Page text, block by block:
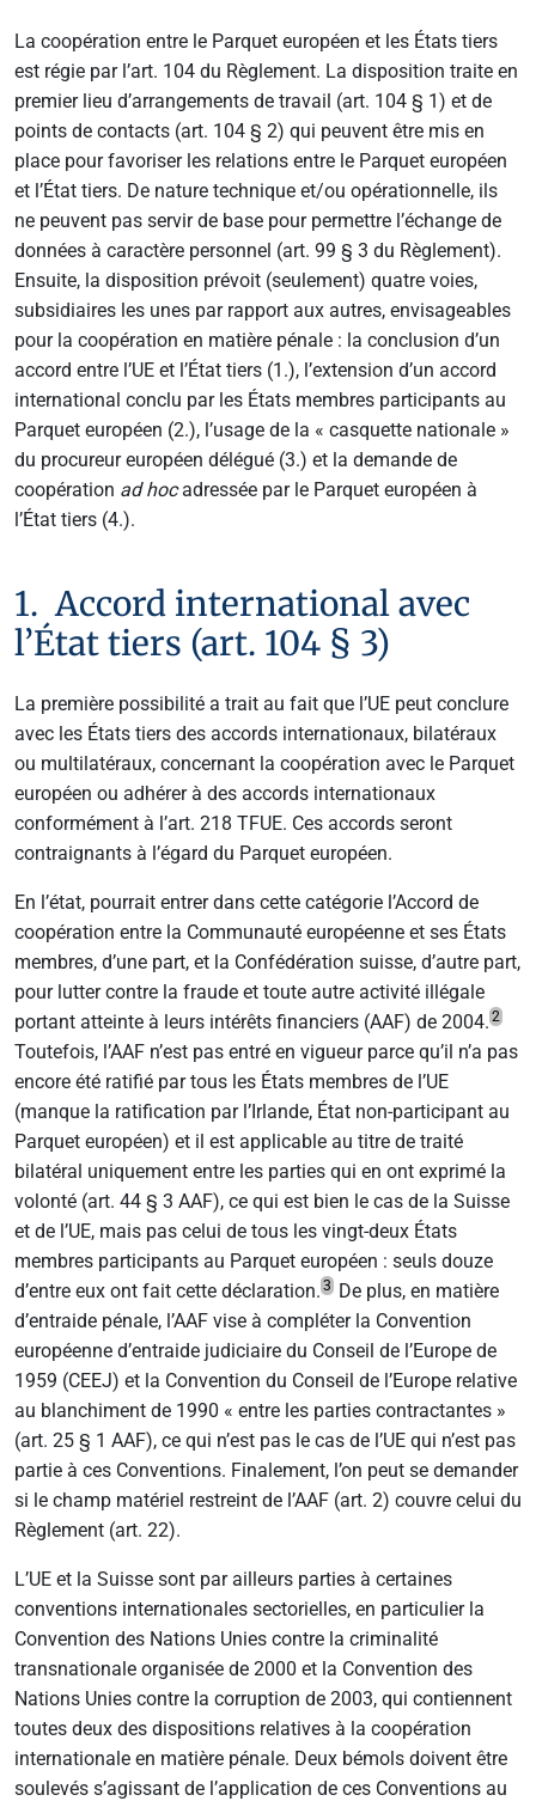
La coopération entre le Parquet européen et les États tiers
est régie par l’art. 104 du Règlement. La disposition traite en
premier lieu d’arrangements de travail (art. 104 § 1) et de
points de contacts (art. 104 § 2) qui peuvent être mis en
place pour favoriser les relations entre le Parquet européen
et l’État tiers. De nature technique et/ou opérationnelle, ils
ne peuvent pas servir de base pour permettre l’échange de
données à caractère personnel (art. 99 § 3 du Règlement).
Ensuite, la disposition prévoit (seulement) quatre voies,
subsidiaires les unes par rapport aux autres, envisageables
pour la coopération en matière pénale : la conclusion d’un
accord entre l’UE et l’État tiers (1.), l’extension d’un accord
international conclu par les États membres participants au
Parquet européen (2.), l’usage de la « casquette nationale »
du procureur européen délégué (3.) et la demande de
coopération ad hocadressée par le Parquet européen à
l’État tiers (4.).
1. Accord international avec
l’État tiers (art. 104 § 3)
La première possibilité a trait au fait que l’UE peut conclure
avec les États tiers des accords internationaux, bilatéraux
ou multilatéraux, concernant la coopération avec le Parquet
européen ou adhérer à des accords internationaux
conformément à l’art. 218 TFUE. Ces accords seront
contraignants à l’égard du Parquet européen.
En l’état, pourrait entrer dans cette catégorie l’Accord de
coopération entre la Communauté européenne et ses États
membres, d’une part, et la Confédération suisse, d’autre part,
pour lutter contre la fraude et toute autre activité illégale
portant atteinte à leurs intérêts financiers (AAF) de 2004. 2
Toutefois, l’AAF n’est pas entré en vigueur parce qu’il n’a pas
encore été ratifié par tous les États membres de l’UE
(manque la ratification par l’Irlande, État non-participant au
Parquet européen) et il est applicable au titre de traité
bilatéral uniquement entre les parties qui en ont exprimé la
volonté (art. 44 § 3 AAF), ce qui est bien le cas de la Suisse
et de l’UE, mais pas celui de tous les vingt-deux États
membres participants au Parquet européen : seuls douze
d’entre eux ont fait cette déclaration. 3 De plus, en matière
d’entraide pénale, l’AAF vise à compléter la Convention
européenne d’entraide judiciaire du Conseil de l’Europe de
1959 (CEEJ) et la Convention du Conseil de l’Europe relative
au blanchiment de 1990 « entre les parties contractantes »
(art. 25 § 1 AAF), ce qui n’est pas le cas de l’UE qui n’est pas
partie à ces Conventions. Finalement, l’on peut se demander
si le champ matériel restreint de l’AAF (art. 2) couvre celui du
Règlement (art. 22).
L’UE et la Suisse sont par ailleurs parties à certaines
conventions internationales sectorielles, en particulier la
Convention des Nations Unies contre la criminalité
transnationale organisée de 2000 et la Convention des
Nations Unies contre la corruption de 2003, qui contiennent
toutes deux des dispositions relatives à la coopération
internationale en matière pénale. Deux bémols doivent être
soulevés s’agissant de l’application de ces Conventions au